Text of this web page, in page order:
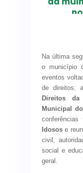
a
Na última
o município
eventos
de direitos:
Direitos da
Municipal
Idosos e
civil,
social e
geral.